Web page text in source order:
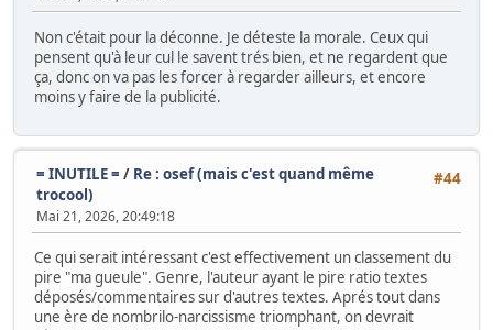
Non c'était pour la déconne. Je déteste la morale. Ceux qui
pensent qu'à leur cul le savent trés bien, et ne regardent que
ça, donc on va pas les forcer à regarder ailleurs, et encore
moins y faire de la publicité.
#44
= INUTILE = / Re : osef (mais c'est quand même
trocool)
Mai 21, 2026, 20:49:18
Ce qui serait intéressant c'est effectivement un classement du
pire "ma gueule". Genre, l'auteur ayant le pire ratio textes
déposés/commentaires sur d'autres textes. Aprés tout dans
une ère de nombrilo-narcissisme triomphant, on devrait